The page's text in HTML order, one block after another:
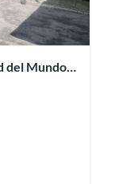
del Mundo,